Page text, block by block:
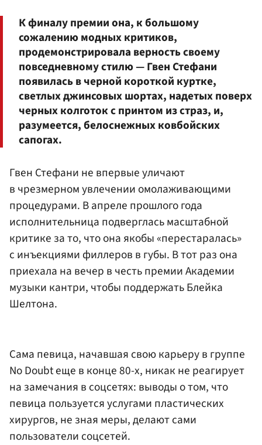
К финалу премии она, к большому
сожалению модных критиков,
продемонстрировала верность своему
повседневному стилю — Гвен Стефани
появилась в черной короткой куртке,
светлых джинсовых шортах, надетых поверх
черных колготок с принтом из страз, и,
разумеется, белоснежных ковбойских
сапогах.
Гвен Стефани не впервые уличают
в чрезмерном увлечении омолаживающими
процедурами. В апреле прошлого года
исполнительница подверглась масштабной
критике за то, что она якобы «перестаралась»
с инъекциями филлеров в губы. В тот раз она
приехала на вечер в честь премии Академии
музыки кантри, чтобы поддержать Блейка
Шелтона.
Сама певица, начавшая свою карьеру в группе
No Doubt еще в конце 80-х, никак не реагирует
на замечания в соцсетях: выводы о том, что
певица пользуется услугами пластических
хирургов, не зная меры, делают сами
пользователи соцсетей.